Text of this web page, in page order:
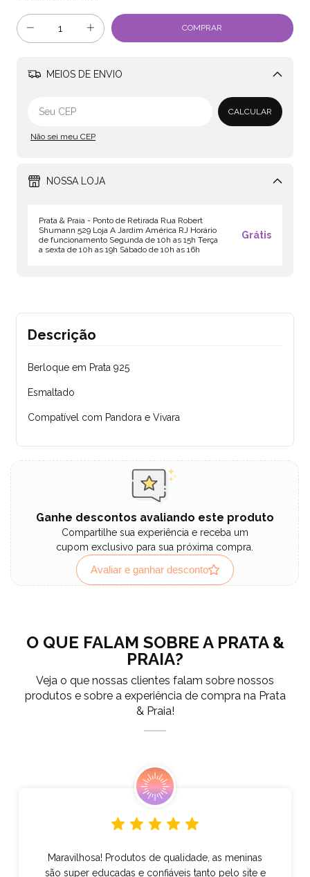
MEIOS DE ENVIO
Alterar CEP
CALCULAR
Não sei meu CEP
NOSSA LOJA
Prata & Praia - Ponto de Retirada Rua Robert
Shumann 529 Loja A Jardim América RJ Horário
de funcionamento Segunda de 10h as 15h Terça
a sexta de 10h as 19h Sábado de 10h as 16h
Grátis
Descrição
Berloque em Prata 925
Esmaltado
Compatível com Pandora e Vivara
Ganhe descontos avaliando este produto
Compartilhe sua experiência e receba um
cupom exclusivo para sua próxima compra.
Avaliar e ganhar desconto
O QUE FALAM SOBRE A PRATA &
PRAIA?
Veja o que nossas clientes falam sobre nossos
produtos e sobre a experiência de compra na Prata
& Praia!
Maravilhosa! Produtos de qualidade, as meninas
são super educadas e confiáveis tanto pelo site e